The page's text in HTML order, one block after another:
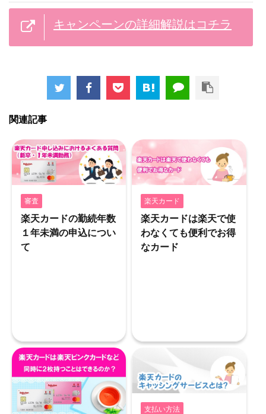
キャンペーンの詳細解説はコチラ
関連記事
審査
楽天カードの勤続年数
１年未満の申込につい
て
楽天カード
楽天カードは楽天で使
わなくても便利でお得
なカード
支払い方法